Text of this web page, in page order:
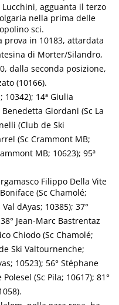
agguanta il terzo
nella prima delle
sci.
in 10183, attardata
di Morter/Silandro,
dalla seconda posizione,
(10166).
14ª Giulia
Benedetta Giordani (Sc La
(Club de Ski
(Sc Crammont MB;
MB; 10623); 95ª
Filippo Della Vite
(Sc Chamolé;
dAyas; 10385); 37°
38° Jean-Marc Bastrentaz
Chiodo (Sc Chamolé;
de Ski Valtournenche;
10523); 56° Stéphane
(Sc Pila; 10617); 81°